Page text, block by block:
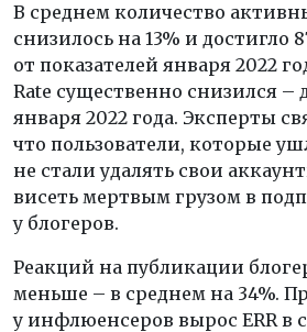
В среднем количество
снизилось на 13% и достигло
от показателей января 2022
Rate существенно снизился –
января 2022 года. Эксперты
что пользователи, которые
не стали удалять свои
висеть мертвым грузом в
у блогеров.
Реакций на публикации
меньше – в среднем на 34%.
у инфлюенсеров вырос ERR в